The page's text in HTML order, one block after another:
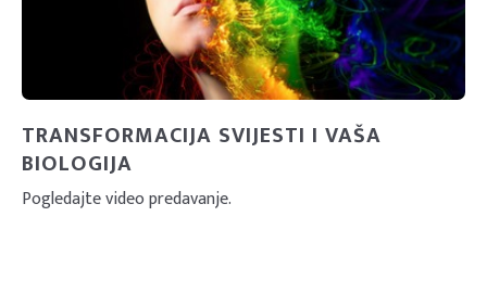
TRANSFORMACIJA SVIJESTI I VAŠA
BIOLOGIJA
Pogledajte video predavanje.